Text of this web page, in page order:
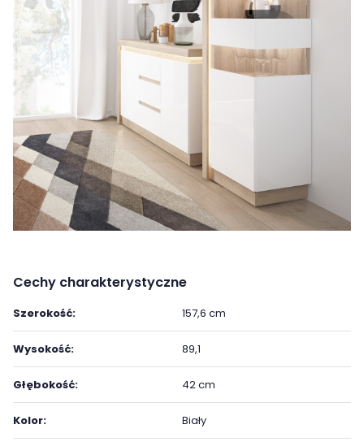
Cechy charakterystyczne
Szerokość: 157,6 cm
Wysokość: 89,1
Głębokość: 42 cm
Kolor: Biały